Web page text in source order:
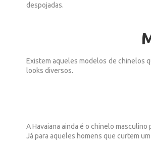
despojadas.
Existem aqueles modelos de chinelos
looks diversos.
A Havaiana ainda é o chinelo
Já para aqueles homens que curtem